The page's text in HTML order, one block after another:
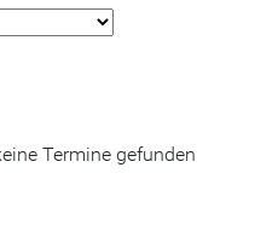
Termine gefunden